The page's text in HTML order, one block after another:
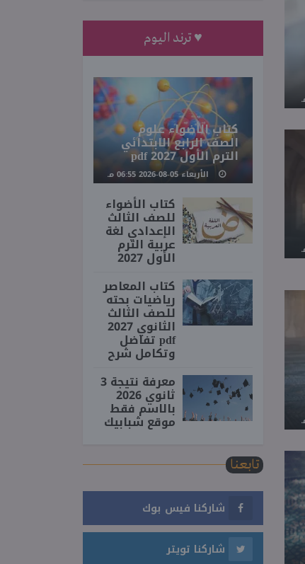
♥ ترند اليوم
كتاب الأضواء علوم
الصف الرابع الابتدائي
الترم الأول 2027 pdf
الأربعاء 05-08-2026 06:55 مـ
كتاب الأضواء
للصف الثالث
الإعدادي لغة
عربية الترم
الأول 2027
كتاب المعاصر
رياضيات بحته
للصف الثالث
الثانوي 2027
pdf تفاضل
وتكامل شرح
معرفة نتيجة 3
ثانوي 2026
بالاسم فقط
موقع شبابيك
تابعنا
شاركنا فيس بوك
شاركنا تويتر